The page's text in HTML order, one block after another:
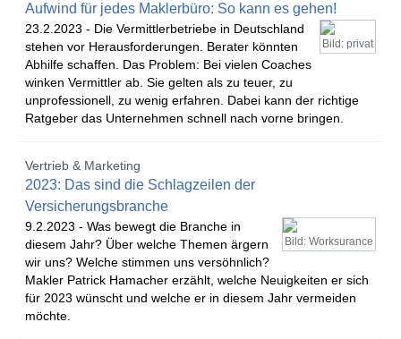
Aufwind für jedes Maklerbüro: So kann es gehen!
Bild: privat
23.2.2023 - Die Vermittlerbetriebe in Deutschland
stehen vor Herausforderungen. Berater könnten
Abhilfe schaffen. Das Problem: Bei vielen Coaches
winken Vermittler ab. Sie gelten als zu teuer, zu
unprofessionell, zu wenig erfahren. Dabei kann der richtige
Ratgeber das Unternehmen schnell nach vorne bringen.
Vertrieb & Marketing
2023: Das sind die Schlagzeilen der
Versicherungsbranche
Bild: Worksurance
9.2.2023 - Was bewegt die Branche in
diesem Jahr? Über welche Themen ärgern
wir uns? Welche stimmen uns versöhnlich?
Makler Patrick Hamacher erzählt, welche Neuigkeiten er sich
für 2023 wünscht und welche er in diesem Jahr vermeiden
möchte.